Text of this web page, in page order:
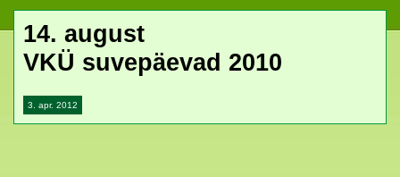
14. august
VKÜ suvepäevad 2010
3. apr. 2012